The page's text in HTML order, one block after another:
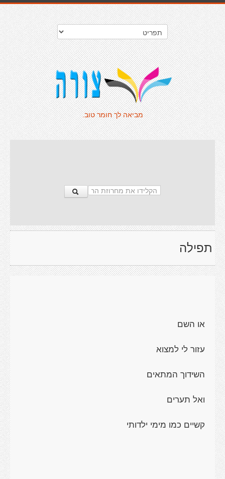
מביאה לך חומר טוב.
תפילה
או השם
עזור לי למצוא
השידוך המתאים
ואל תערים
קשיים כמו מימי ילדותי